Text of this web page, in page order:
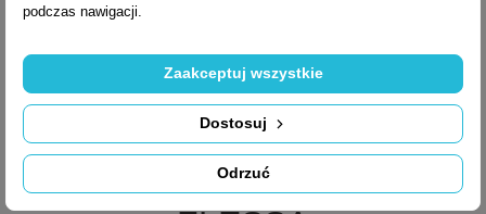
Szybki podgląd
Klamka Okienna
podczas nawigacji.
Odrzuć
Dostosuj
Zaakceptuj wszystkie